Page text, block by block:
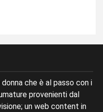
che è al passo con i
provenienti dal
un web content in